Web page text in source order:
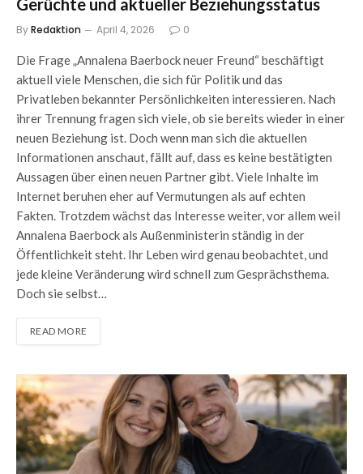
ByRedaktion April 4, 2026 0
Die Frage „Annalena Baerbock neuer Freund“ beschäftigt
aktuell viele Menschen, die sich für Politik und das
Privatleben bekannter Persönlichkeiten interessieren. Nach
ihrer Trennung fragen sich viele, ob sie bereits wieder in einer
neuen Beziehung ist. Doch wenn man sich die aktuellen
Informationen anschaut, fällt auf, dass es keine bestätigten
Aussagen über einen neuen Partner gibt. Viele Inhalte im
Internet beruhen eher auf Vermutungen als auf echten
Fakten. Trotzdem wächst das Interesse weiter, vor allem weil
Annalena Baerbock als Außenministerin ständig in der
Öffentlichkeit steht. Ihr Leben wird genau beobachtet, und
jede kleine Veränderung wird schnell zum Gesprächsthema.
Doch sie selbst…
READ MORE